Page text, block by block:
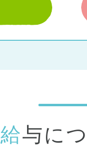
給与に